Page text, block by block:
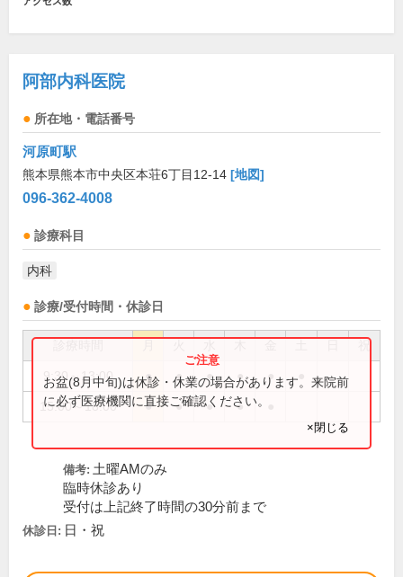
阿部内科医院
所在地・電話番号
河原町駅
熊本県熊本市中央区本荘6丁目12-14 [地図]
096-362-4008
診療科目
内科
診療/受付時間・休診日
祝
9:30～13:00 ● ● ● ● ●
15:00～18:00 ● ● ● ●
お盆(8月中旬)は休診・休業の場合があります。来院前
に必ず医療機関に直接ご確認ください。
×閉じる
備考: 土曜AMのみ
臨時休診あり
受付は上記終了時間の30分前まで
休診日: 日・祝